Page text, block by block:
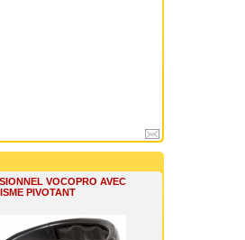
VOCOPRO AVEC
PIVOTANT